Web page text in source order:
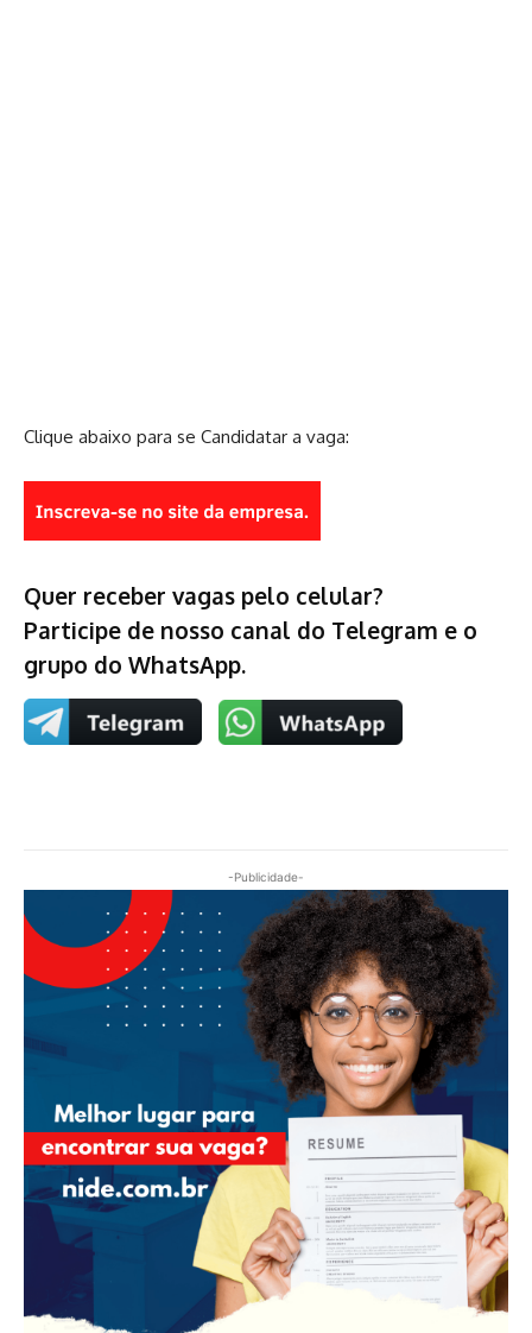
Clique abaixo para se Candidatar a vaga:
Quer receber vagas pelo celular?
Participe de nosso canal do Telegram e o
grupo do WhatsApp.
-Publicidade-